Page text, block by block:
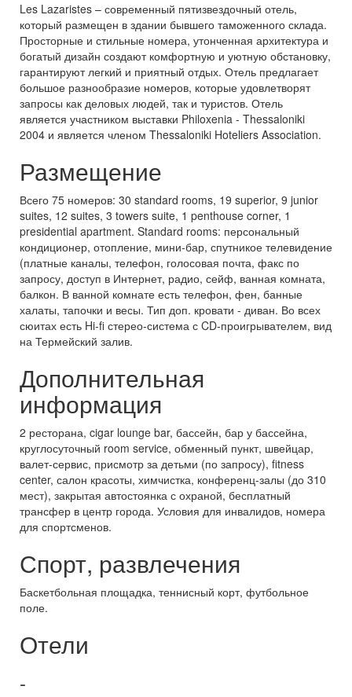
Les Lazaristes – современный пятизвездочный отель,
который размещен в здании бывшего таможенного склада.
Просторные и стильные номера, утонченная архитектура и
богатый дизайн создают комфортную и уютную обстановку,
гарантируют легкий и приятный отдых. Отель предлагает
большое разнообразие номеров, которые удовлетворят
запросы как деловых людей, так и туристов. Отель
является участником выставки Philoxenia - Thessaloniki
2004 и является членом Thessaloniki Hoteliers Association.
Размещение
Всего 75 номеров: 30 standard rooms, 19 superior, 9 junior
suites, 12 suites, 3 towers suite, 1 penthouse corner, 1
presidential apartment. Standard rooms: персональный
кондиционер, отопление, мини-бар, спутникое телевидение
(платные каналы, телефон, голосовая почта, факс по
запросу, доступ в Интернет, радио, сейф, ванная комната,
балкон. В ванной комнате есть телефон, фен, банные
халаты, тапочки и весы. Тип доп. кровати - диван. Во всех
сюитах есть Hi-fi стерео-система с CD-проигрывателем, вид
на Термейский залив.
Дополнительная
информация
2 ресторана, cigar lounge bar, бассейн, бар у бассейна,
круглосуточный room service, обменный пункт, швейцар,
валет-сервис, присмотр за детьми (по запросу), fitness
center, салон красоты, химчистка, конференц-залы (до 310
мест), закрытая автостоянка с охраной, бесплатный
трансфер в центр города. Условия для инвалидов, номера
для спортсменов.
Спорт, развлечения
Баскетбольная площадка, теннисный корт, футбольное
поле.
Отели
-